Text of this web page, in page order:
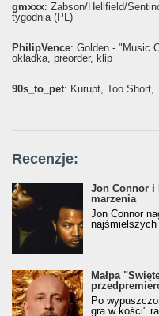
gmxxx: Żabson/Hellfield/
tygodnia (PL)
PhilipVence: Golden - "Music
okładka, preorder, klip
90s_to_pet: Kurupt, Too Short,
Recenzje:
Jon Connor i
marzenia
Jon Connor
najśmielszych
Małpa
Po
gra w kości"